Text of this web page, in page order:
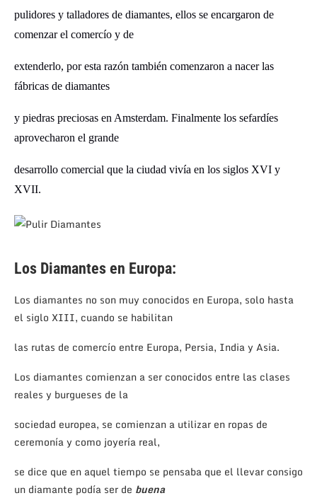
pulidores y talladores de diamantes, ellos se encargaron de
comenzarel comercío y de
extenderlo, por esta razón también comenzaron a nacer las
fábricas de diamantes
y piedras preciosas en Amsterdam. Finalmente los sefardíes
aprovecharon el grande
desarrollo comercial que la ciudad vivía en los siglos XVI y
XVII.
Los Diamantes en Europa:
Los diamantes no son muy conocidos en Europa, solo hasta
el siglo XIII, cuando se habilitan
las rutas de comercío entre Europa, Persia, India y Asia.
Los diamantes comienzan a ser conocidos entre las clases
reales y burgueses de la
sociedad europea, se comienzan a utilizar en ropas de
ceremonía y como joyería real,
se dice que en aquel tiempo se pensaba que el llevar consigo
un diamante podía ser de buena